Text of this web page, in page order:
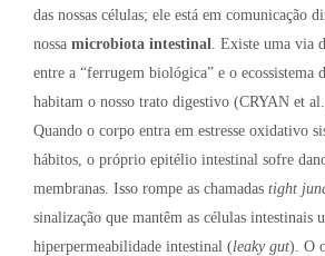
das nossas células; ele está em comunicação
nossa microbiota intestinal . Existe uma via
entre a “ferrugem biológica” e o ecossistema
habitam o nosso trato digestivo (CRYAN et
Quando o corpo entra em estresse oxidativo
hábitos, o próprio epitélio intestinal sofre
membranas. Isso rompe as chamadas tight
sinalização que mantêm as células intestinais
hiperpermeabilidade intestinal (leaky gut). O